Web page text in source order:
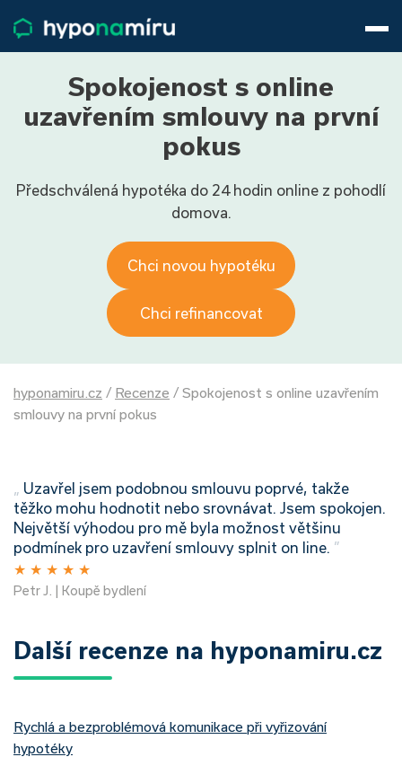
Životní pojištění
Pojištění nemovitosti
Články
9−16 hod.
Přihlásit
Spokojenost s online
uzavřením smlouvy na první
pokus
Předschválená hypotéka do 24 hodin online z pohodlí
domova.
Chci novou hypotéku
Chci refinancovat
hyponamiru.cz / Recenze / Spokojenost s online uzavřením
smlouvy na první pokus
„ Uzavřel jsem podobnou smlouvu poprvé, takže
těžko mohu hodnotit nebo srovnávat. Jsem spokojen.
Největší výhodou pro mě byla možnost většinu
podmínek pro uzavření smlouvy splnit on line. ”
★ ★ ★ ★ ★
Petr J. | Koupě bydlení
Další recenze na hyponamiru.cz
Rychlá a bezproblémová komunikace při vyřizování
hypotéky